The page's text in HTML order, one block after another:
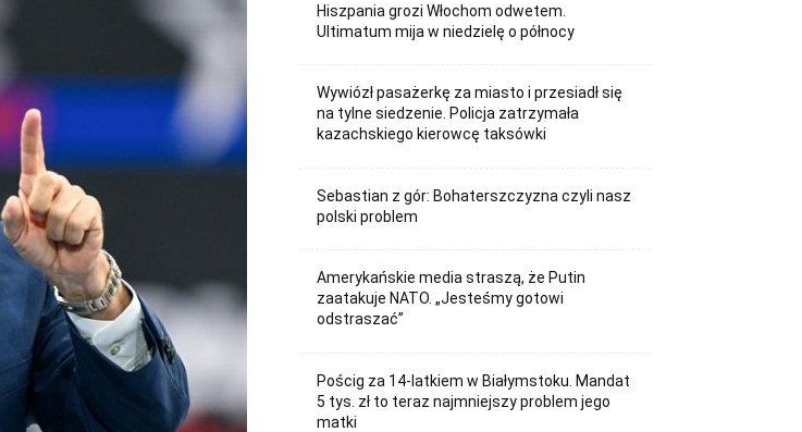
Hiszpania grozi Włochom odwetem.
Ultimatum mija w niedzielę o północy
Wywiózł pasażerkę za miasto i przesiadł się
na tylne siedzenie. Policja zatrzymała
kazachskiego kierowcę taksówki
Sebastian z gór: Bohaterszczyzna czyli nasz
polski problem
Amerykańskie media straszą, że Putin
zaatakuje NATO. „Jesteśmy gotowi
odstraszać”
Pościg za 14-latkiem w Białymstoku. Mandat
5 tys. zł to teraz najmniejszy problem jego
matki